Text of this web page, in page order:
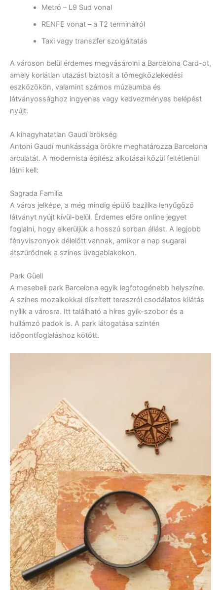
Metró – L9 Sud vonal
RENFE vonat – a T2 terminálról
Taxi vagy transzfer szolgáltatás
A városon belül érdemes megvásárolni a Barcelona Card-ot,
amely korlátlan utazást biztosít a tömegközlekedési
eszközökön, valamint számos múzeumba és
látványossághoz ingyenes vagy kedvezményes belépést
nyújt.
A kihagyhatatlan Gaudí örökség
Antoni Gaudí munkássága örökre meghatározza Barcelona
arculatát. A modernista építész alkotásai közül feltétlenül
látni kell:
Sagrada Familia
A város jelképe, a még mindig épülő bazilika lenyűgöző
látványt nyújt kívül-belül. Érdemes előre online jegyet
foglalni, hogy elkerüljük a hosszú sorban állást. A legjobb
fényviszonyok délelőtt vannak, amikor a nap sugarai
átszűrődnek a színes üvegablakokon.
Park Güell
A mesebeli park Barcelona egyik legfotogénebb helyszíne.
A színes mozaikokkal díszített teraszról csodálatos kilátás
nyílik a városra. Itt található a híres gyík-szobor és a
hullámzó padok is. A park látogatása szintén
időpontfoglaláshoz kötött.